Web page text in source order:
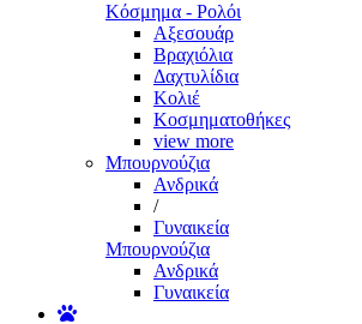
Κόσμημα - Ρολόι
Αξεσουάρ
Βραχιόλια
Δαχτυλίδια
Κολιέ
Κοσμηματοθήκες
view more
Μπουρνούζια
Ανδρικά
/
Γυναικεία
Μπουρνούζια
Ανδρικά
Γυναικεία